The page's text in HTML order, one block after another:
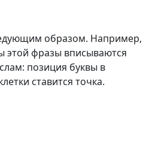
образом. Например,
этой фразы вписываются
позиция буквы в
ставится точка.